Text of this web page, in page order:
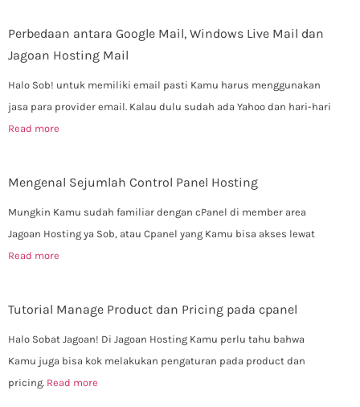
Perbedaan antara Google Mail, Windows Live Mail dan
Jagoan Hosting Mail
Halo Sob! untuk memiliki email pasti Kamu harus menggunakan
jasa para provider email. Kalau dulu sudah ada Yahoo dan hari-hari
Read more
Mengenal Sejumlah Control Panel Hosting
Mungkin Kamu sudah familiar dengan cPanel di member area
Jagoan Hosting ya Sob, atau Cpanel yang Kamu bisa akses lewat
Read more
Tutorial Manage Product dan Pricing pada cpanel
Halo Sobat Jagoan! Di Jagoan Hosting Kamu perlu tahu bahwa
Kamu juga bisa kok melakukan pengaturan pada product dan
pricing. Read more